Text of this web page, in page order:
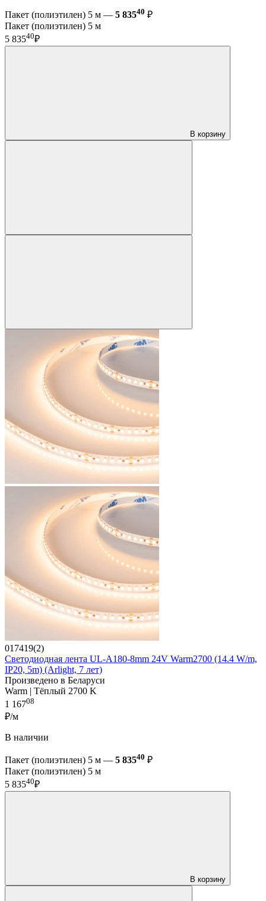
Пакет (полиэтилен) 5 м — 5 83540 ₽
Пакет (полиэтилен) 5 м
5 83540₽
В корзину
017419(2)
Светодиодная лента UL-A180-8mm 24V Warm2700 (14.4 W/m,
IP20, 5m) (Arlight, 7 лет)
Произведено в Беларуси
Warm | Тёплый 2700 K
1 16708
₽/м
В наличии
Пакет (полиэтилен) 5 м — 5 83540 ₽
Пакет (полиэтилен) 5 м
5 83540₽
В корзину